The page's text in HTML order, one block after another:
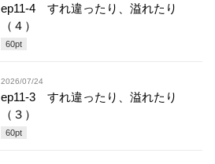
ep11-4 すれ違ったり、溢れたり
（４）
60pt
2026/07/24
ep11-3 すれ違ったり、溢れたり
（３）
60pt